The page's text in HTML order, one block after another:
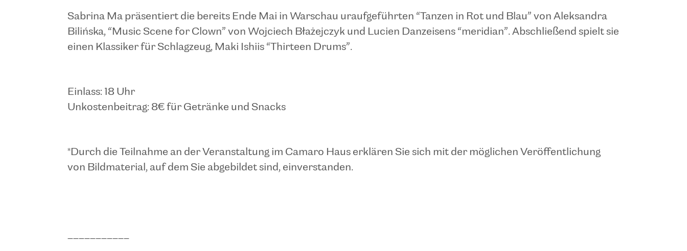
Sabrina Ma präsentiert die bereits Ende Mai in Warschau uraufgeführten “Tanzen in Rot und Blau” von Aleksandra
Bilińska, “Music Scene for Clown” von Wojciech Błażejczyk und Lucien Danzeisens “meridian”. Abschließend spielt sie
einen Klassiker für Schlagzeug, Maki Ishiis “Thirteen Drums”.
Einlass: 18 Uhr
Unkostenbeitrag: 8€ für Getränke und Snacks
*Durch die Teilnahme an der Veranstaltung im Camaro Haus erklären Sie sich mit der möglichen Veröffentlichung
von Bildmaterial, auf dem Sie abgebildet sind, einverstanden.